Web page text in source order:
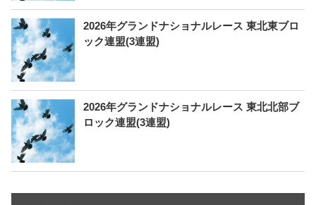
2026年グランドナショナルレース 東北東ブロ
ック連盟(3連盟)
2026年グランドナショナルレース 東北北部ブ
ロック連盟(3連盟)